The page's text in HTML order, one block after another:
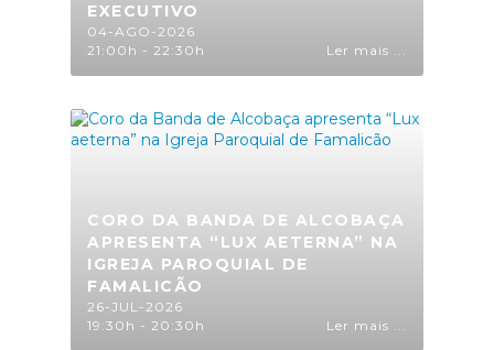
EXECUTIVO
04-AGO-2026
21:00h - 22:30h
Ler mais ...
CORO DA BANDA DE ALCOBAÇA
APRESENTA “LUX AETERNA” NA
IGREJA PAROQUIAL DE
FAMALICÃO
26-JUL-2026
19:30h - 20:30h
Ler mais ...